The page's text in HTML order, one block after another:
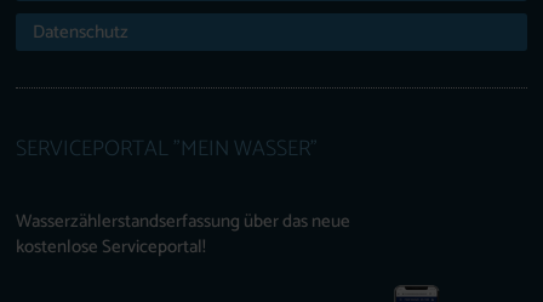
Datenschutz
SERVICEPORTAL "MEIN WASSER"
Wasserzählerstandserfassung über das neue
kostenlose Serviceportal!